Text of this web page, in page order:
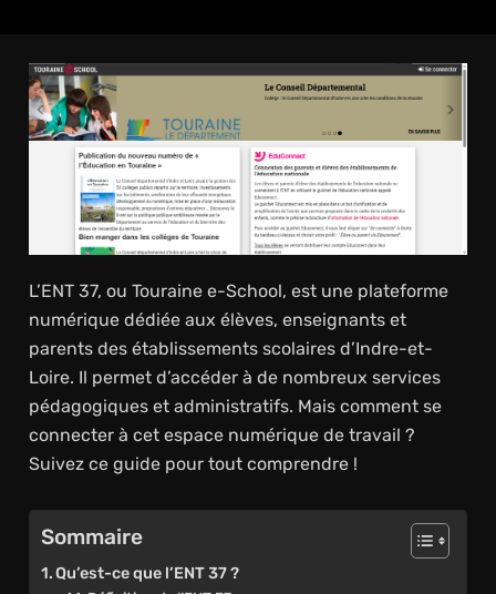
L’ENT 37, ou Touraine e-School, est une plateforme
numérique dédiée aux élèves, enseignants et
parents des établissements scolaires d’Indre-et-
Loire. Il permet d’accéder à de nombreux services
pédagogiques et administratifs. Mais comment se
connecter à cet espace numérique de travail ?
Suivez ce guide pour tout comprendre !
Sommaire
Qu’est-ce que l’ENT 37 ?